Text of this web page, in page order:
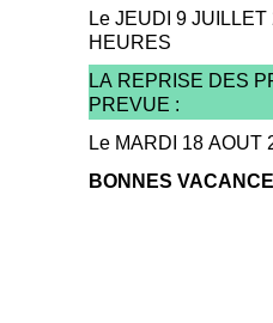
Le JEUDI 9 JUILLET
HEURES
LA REPRISE DES
PREVUE :
Le MARDI 18 AOUT
BONNES